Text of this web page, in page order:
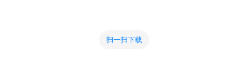
扫一扫下载